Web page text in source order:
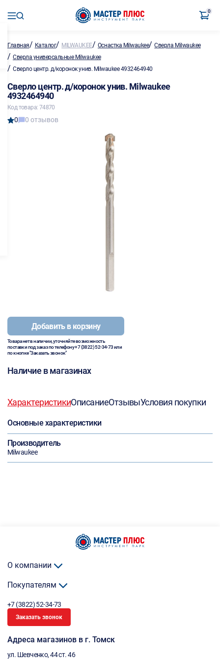
0
Главная/ Каталог/ MILWAUKEE/ Оснастка Milwaukee/Сверла Milwaukee
/ Сверла универсальные Milwaukee
/ Сверло центр. д/коронок унив. Milwaukee 4932464940
Сверло центр. д/коронок унив. Milwaukee
4932464940
Код товара: 74870
0 0 отзывов
Добавить в корзину
Товара нет в наличии, уточняйте возможность
поставки под заказ по телефону+7 (3822) 52-34-73или
по кнопке "Заказать звонок"
Наличие в магазинах
ХарактеристикиОписаниеОтзывыУсловия покупки
Основные характеристики
Производитель
Milwaukee
О компании
Покупателям
+7 (3822) 52-34-73
Заказать звонок
Адреса магазинов в г. Томск
ул. Шевченко, 44 ст. 46